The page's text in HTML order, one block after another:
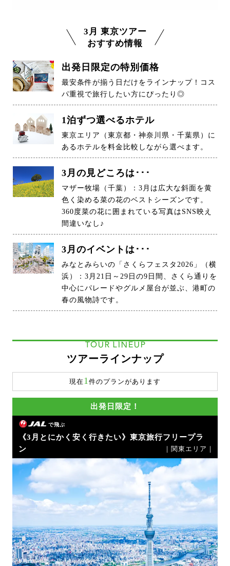
3月 東京ツアー
おすすめ情報
出発日限定の特別価格
最安条件が揃う日だけをラインナップ！コス
パ重視で旅行したい方にぴったり◎
1泊ずつ選べるホテル
東京エリア（東京都・神奈川県・千葉県）に
あるホテルを料金比較しながら選べます。
3月の見どころは･･･
マザー牧場（千葉）：3月は広大な斜面を黄
色く染める菜の花のベストシーズンです。
360度菜の花に囲まれている写真はSNS映え
間違いなし♪
3月のイベントは･･･
みなとみらいの「さくらフェスタ2026」（横
浜）：3月21日～29日の9日間、さくら通りを
中心にパレードやグルメ屋台が並ぶ、港町の
春の風物詩です。
TOUR LINEUP
ツアーラインナップ
現在1件のプランがあります
出発日限定！
で飛ぶ
《3月とにかく安く行きたい》東京旅行フリープラ
ン
｜関東エリア｜